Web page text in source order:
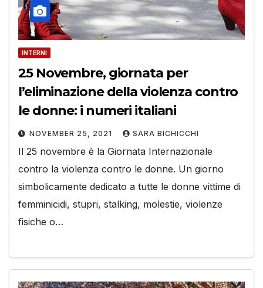
INTERNI
25 Novembre, giornata per
l’eliminazione della violenza contro
le donne: i numeri italiani
NOVEMBER 25, 2021 SARA BICHICCHI
Il 25 novembre è la Giornata Internazionale
contro la violenza contro le donne. Un giorno
simbolicamente dedicato a tutte le donne vittime di
femminicidi, stupri, stalking, molestie, violenze
fisiche o…